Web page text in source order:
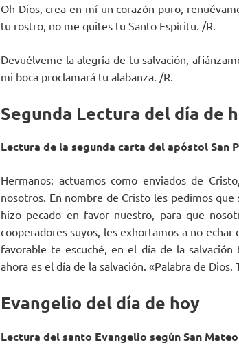
Oh Dios, crea en mí un corazón puro,
tu rostro, no me quites tu Santo Espíritu. /R.
Devuélveme la alegría de tu salvación,
mi boca proclamará tu alabanza. /R.
Segunda Lectura del día de
Lectura de la segunda carta del apóstol San
Hermanos: actuamos como enviados de
nosotros. En nombre de Cristo les pedimos
hizo pecado en favor nuestro, para que
cooperadores suyos, les exhortamos a no
favorable te escuché, en el día de la
ahora es el día de la salvación. «Palabra de Dios.
Evangelio del día de hoy
Lectura del santo Evangelio según San Mateo